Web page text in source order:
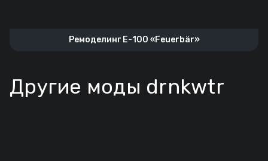
Ремоделинг Е-100 «Feuerbär»
Другие моды drnkwtr